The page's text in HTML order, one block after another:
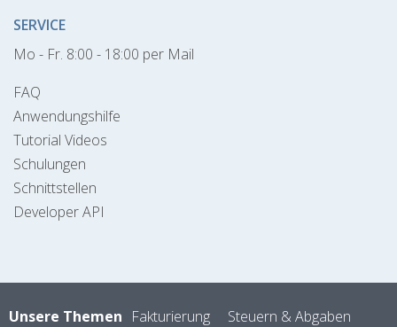
SERVICE
Mo - Fr. 8:00 - 18:00 per Mail
FAQ
Anwendungshilfe
Tutorial Videos
Schulungen
Schnittstellen
Developer API
Unsere Themen Fakturierung
Steuern & Abgaben